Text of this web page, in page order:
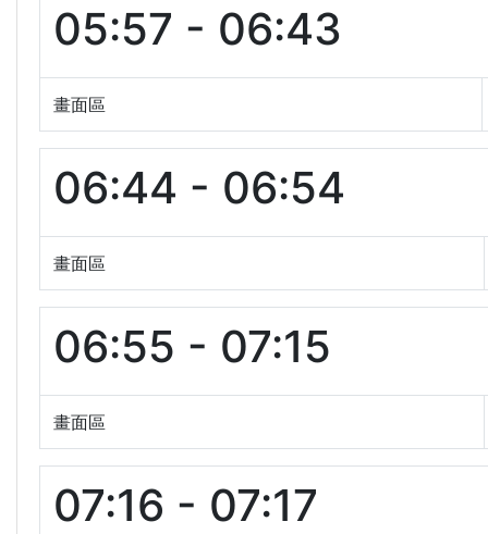
05:57 - 06:43
畫面區
06:44 - 06:54
畫面區
06:55 - 07:15
畫面區
07:16 - 07:17